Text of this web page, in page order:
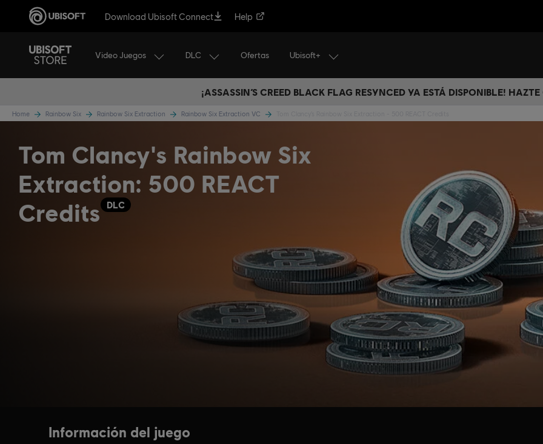
Download Ubisoft Connect Help
Video Juegos DLC Ofertas Ubisoft+
¡ASSASSIN’S CREED BLACK FLAG RESYNCED YA ESTÁ DISPONIBLE!
Home Rainbow Six Rainbow Six Extraction Rainbow Six Extraction VC
Tom Clancy's Rainbow Six
Extraction: 500 REACT
Credits
DLC